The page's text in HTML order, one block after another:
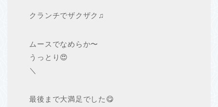
クランチでザクザク♫
ムースでなめらか〜
うっとり😍
＼
最後まで大満足でした😋